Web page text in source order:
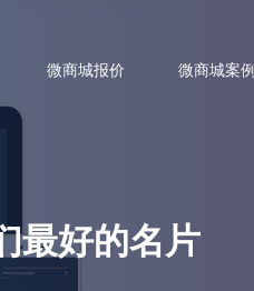
微商城报价 微商城案例
最好的名片